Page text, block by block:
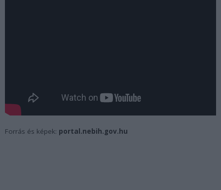
Forrás és képek: portal.nebih.gov.hu